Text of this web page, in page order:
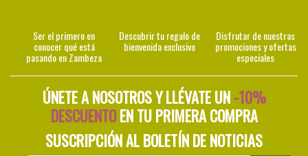
Ser el primero en
conocer qué está
pasando en Zambeza
Descubrir tu regalo de
bienvenida exclusivo
Disfrutar de nuestras
promociones y ofertas
especiales
ÚNETE A NOSOTROS Y LLÉVATE UN-10%
DESCUENTOEN TU PRIMERA COMPRA
SUSCRIPCIÓN AL BOLETÍN DE NOTICIAS